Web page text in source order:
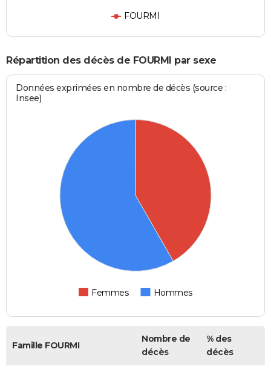
FOURMI
Répartition des décès de FOURMI par sexe
Données exprimées en nombre de décès (source :
Insee)
Femmes Hommes
Famille FOURMI
Nombre de
décès
% des
décès